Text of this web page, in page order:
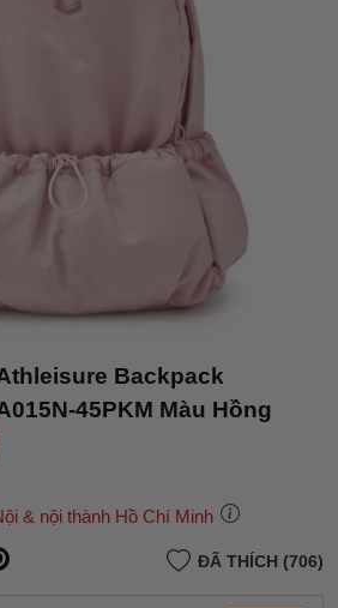
Backpack
45PKM Màu Hồng
& nội thành Hồ Chí Minh
ĐÃ THÍCH (706)